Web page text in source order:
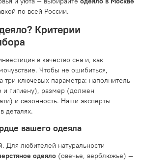
по всей России.
Критерии
в качество сна и, как
Чтобы не ошибиться,
три ключевых параметра: наполнитель
и гигиену), размер (должен
и сезонность. Наши эксперты
деталях.
вашего одеяла
Для любителей натуральности
одеяло (овечье, верблюжье) —